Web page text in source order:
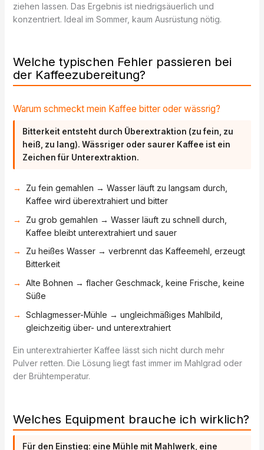
ziehen lassen. Das Ergebnis ist niedrigsäuerlich und
konzentriert. Ideal im Sommer, kaum Ausrüstung nötig.
Welche typischen Fehler passieren bei
der Kaffeezubereitung?
Warum schmeckt mein Kaffee bitter oder wässrig?
Bitterkeit entsteht durch Überextraktion (zu fein, zu
heiß, zu lang). Wässriger oder saurer Kaffee ist ein
Zeichen für Unterextraktion.
Zu fein gemahlen → Wasser läuft zu langsam durch,
Kaffee wird überextrahiert und bitter
Zu grob gemahlen → Wasser läuft zu schnell durch,
Kaffee bleibt unterextrahiert und sauer
Zu heißes Wasser → verbrennt das Kaffeemehl, erzeugt
Bitterkeit
Alte Bohnen → flacher Geschmack, keine Frische, keine
Süße
Schlagmesser-Mühle → ungleichmäßiges Mahlbild,
gleichzeitig über- und unterextrahiert
Ein unterextrahierter Kaffee lässt sich nicht durch mehr
Pulver retten. Die Lösung liegt fast immer im Mahlgrad oder
der Brühtemperatur.
Welches Equipment brauche ich wirklich?
Für den Einstieg: eine Mühle mit Mahlwerk, eine